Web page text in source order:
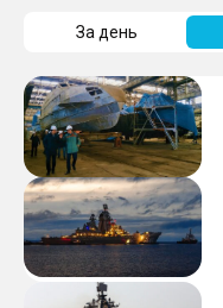
За день